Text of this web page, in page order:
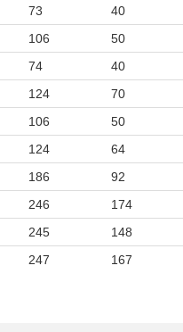
73
40
106
50
74
40
124
70
106
50
124
64
186
92
246
174
245
148
247 167